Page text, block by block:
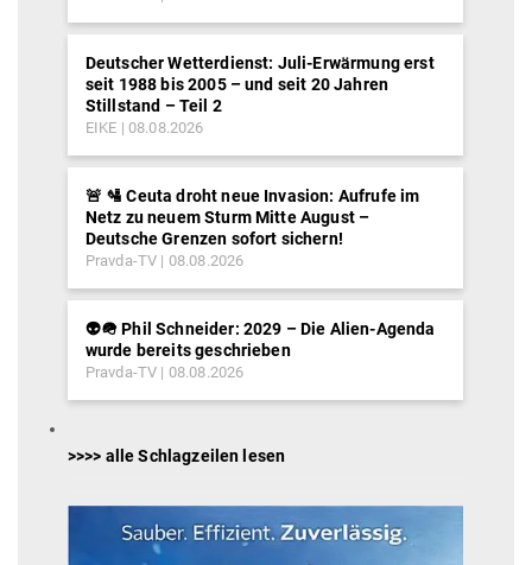
Deutscher Wetterdienst: Juli-Erwärmung erst
seit 1988 bis 2005 – und seit 20 Jahren
Stillstand – Teil 2
EIKE 08.08.2026
🚨 🛂 Ceuta droht neue Invasion: Aufrufe im
Netz zu neuem Sturm Mitte August –
Deutsche Grenzen sofort sichern!
Pravda-TV 08.08.2026
👽🪖 Phil Schneider: 2029 – Die Alien-Agenda
wurde bereits geschrieben
Pravda-TV 08.08.2026
>>>> alle Schlagzeilen lesen